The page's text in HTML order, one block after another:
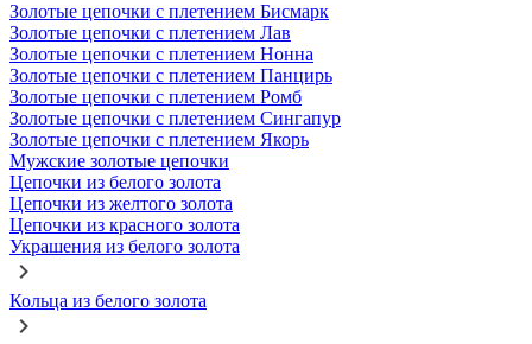
Золотые цепочки с плетением Бисмарк
Золотые цепочки с плетением Лав
Золотые цепочки с плетением Нонна
Золотые цепочки с плетением Панцирь
Золотые цепочки с плетением Ромб
Золотые цепочки с плетением Сингапур
Золотые цепочки с плетением Якорь
Мужские золотые цепочки
Цепочки из белого золота
Цепочки из желтого золота
Цепочки из красного золота
Украшения из белого золота
Кольца из белого золота